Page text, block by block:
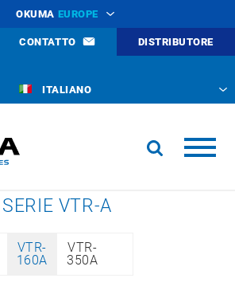
OKUMA EUROPE
CONTATTO DISTRIBUTORE
ITALIANO
SERIE VTR-A
VTR-
160A
VTR-
350A